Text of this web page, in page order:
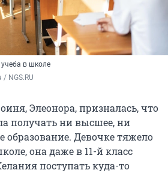
в школе
NGS.RU
Элеонора, призналась, что
получать ни высшее, ни
образование. Девочке тяжело
она даже в 11-й класс
поступать куда-то